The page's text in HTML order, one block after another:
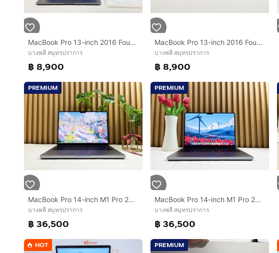
MacBook Pro 13-inch 2016 Four Thunderbolt 3Ports Ram8GB SSD256GB SpaceGray
บางพลี สมุทรปราการ
฿ 8,900
MacBook Pro 13-inch 2016 Four Thunderbolt 3Ports Ram8GB SSD256GB SpaceGray
บางพลี สมุทรปราการ
฿ 8,900
PREMIUM
MacBook Pro 14-inch M1 Pro 2021 Ram32GB SSD1TB Space Gray
บางพลี สมุทรปราการ
฿ 36,500
PREMIUM
MacBook Pro 14-inch M1 Pro 2021 Ram32GB SSD1TB Space Gray
บางพลี สมุทรปราการ
฿ 36,500
HOT PREMIUM